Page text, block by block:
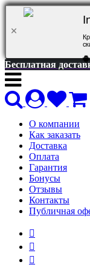
Бесплатная
О компании
Как заказать
Доставка
Оплата
Гарантия
Бонусы
Отзывы
Контакты
Публичная